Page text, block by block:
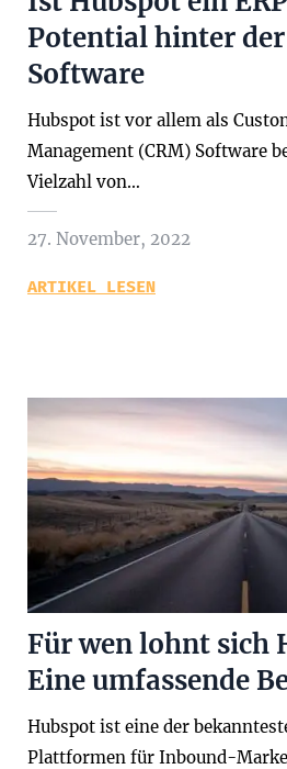
Potential hinter der
Software
Hubspot ist vor allem als
Management (CRM) Software
Vielzahl von…
27. November, 2022
ARTIKEL LESEN
Für wen lohnt sich
Eine umfassende
Hubspot ist eine der
Plattformen für Inbound-